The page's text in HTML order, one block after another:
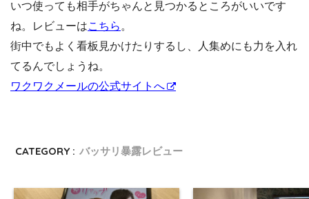
いつ使っても相手がちゃんと見つかるところがいいです
ね。レビューはこちら 。
街中でもよく看板見かけたりするし、人集めにも力を入れ
てるんでしょうね。
ワクワクメールの公式サイトへ
CATEGORY : バッサリ暴露レビュー